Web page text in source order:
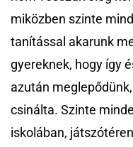
miközben szinte
tanítással akarunk
gyereknek, hogy így
azután
csinálta. Szinte
iskolában,